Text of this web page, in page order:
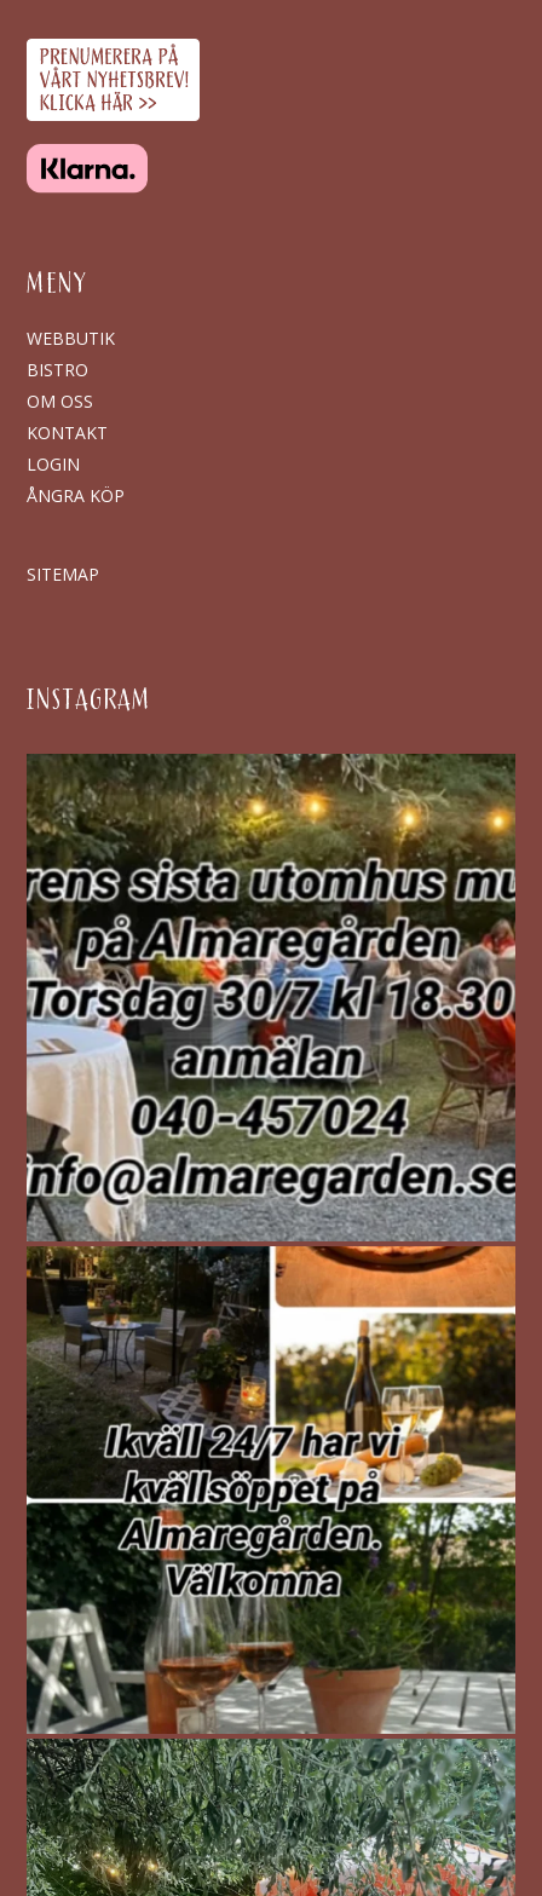
MENY
WEBBUTIK
BISTRO
OM OSS
KONTAKT
LOGIN
ÅNGRA KÖP
SITEMAP
INSTAGRAM